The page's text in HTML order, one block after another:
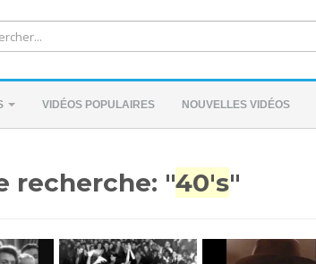
VIDÉOS POPULAIRES NOUVELLES VIDÉOS
recherche: "40's"